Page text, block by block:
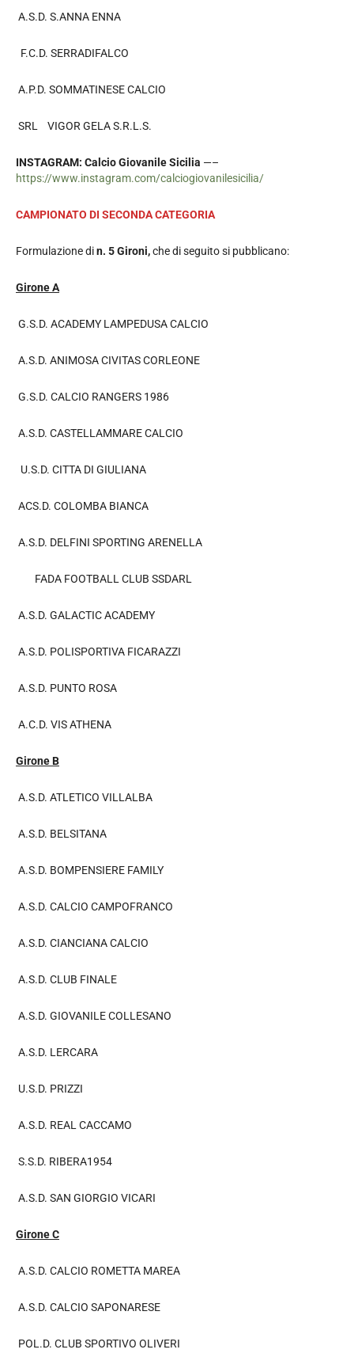
A.S.D. S.ANNA ENNA
F.C.D. SERRADIFALCO
A.P.D. SOMMATINESE CALCIO
SRL VIGOR GELA S.R.L.S.
INSTAGRAM: Calcio Giovanile Sicilia —–
https://www.instagram.com/calciogiovanilesicilia/
CAMPIONATO DI SECONDA CATEGORIA
Formulazione din. 5 Gironi,che di seguito si pubblicano:
Girone A
G.S.D. ACADEMY LAMPEDUSA CALCIO
A.S.D. ANIMOSA CIVITAS CORLEONE
G.S.D. CALCIO RANGERS 1986
A.S.D. CASTELLAMMARE CALCIO
U.S.D. CITTA DI GIULIANA
ACS.D. COLOMBA BIANCA
A.S.D. DELFINI SPORTING ARENELLA
FADA FOOTBALL CLUB SSDARL
A.S.D. GALACTIC ACADEMY
A.S.D. POLISPORTIVA FICARAZZI
A.S.D. PUNTO ROSA
A.C.D. VIS ATHENA
Girone B
A.S.D. ATLETICO VILLALBA
A.S.D. BELSITANA
A.S.D. BOMPENSIERE FAMILY
A.S.D. CALCIO CAMPOFRANCO
A.S.D. CIANCIANA CALCIO
A.S.D. CLUB FINALE
A.S.D. GIOVANILE COLLESANO
A.S.D. LERCARA
U.S.D. PRIZZI
A.S.D. REAL CACCAMO
S.S.D. RIBERA1954
A.S.D. SAN GIORGIO VICARI
Girone C
A.S.D. CALCIO ROMETTA MAREA
A.S.D. CALCIO SAPONARESE
POL.D. CLUB SPORTIVO OLIVERI